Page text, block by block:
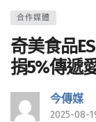
合作媒體
奇美食品
捐5%傳遞
今傳媒
2025-08-